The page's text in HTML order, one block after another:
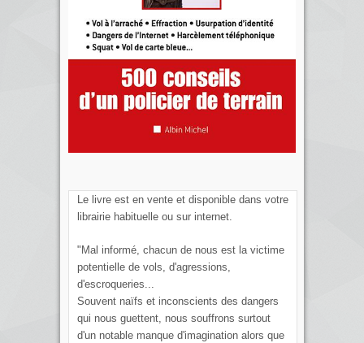
Le livre est en vente et disponible dans votre
librairie habituelle ou sur internet.
"Mal informé, chacun de nous est la victime
potentielle de vols, d'agressions,
d'escroqueries...
Souvent naïfs et inconscients des dangers
qui nous guettent, nous souffrons surtout
d'un notable manque d'imagination alors que